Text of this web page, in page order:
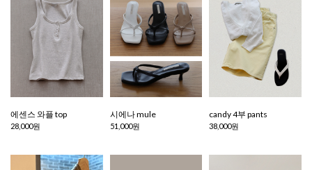
에센스 와플 top
28,000원
시에나 mule
51,000원
candy 4부 pants
38,000원